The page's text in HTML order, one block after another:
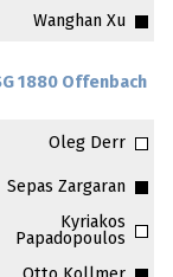
Wanghan Xu
1880 Offenbach
Oleg Derr
Sepas Zargaran
Kyriakos
Papadopoulos